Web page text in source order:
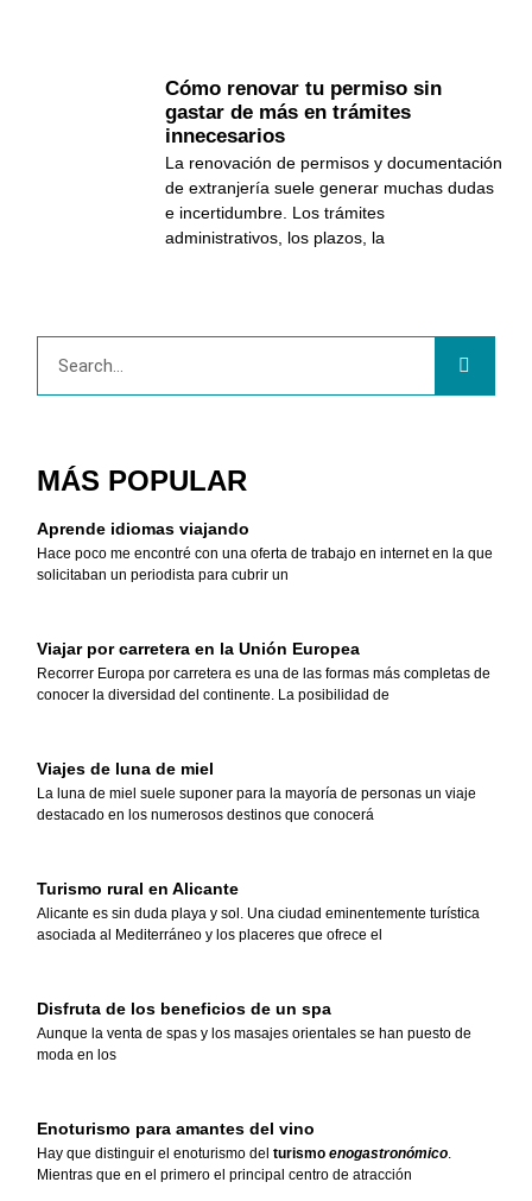
Cómo renovar tu permiso sin
gastar de más en trámites
innecesarios
La renovación de permisos y documentación
de extranjería suele generar muchas dudas
e incertidumbre. Los trámites
administrativos, los plazos, la
MÁS POPULAR
Aprende idiomas viajando
Hace poco me encontré con una oferta de trabajo en internet en la que
solicitaban un periodista para cubrir un
Viajar por carretera en la Unión Europea
Recorrer Europa por carretera es una de las formas más completas de
conocer la diversidad del continente. La posibilidad de
Viajes de luna de miel
La luna de miel suele suponer para la mayoría de personas un viaje
destacado en los numerosos destinos que conocerá
Turismo rural en Alicante
Alicante es sin duda playa y sol. Una ciudad eminentemente turística
asociada al Mediterráneo y los placeres que ofrece el
Disfruta de los beneficios de un spa
Aunque laventa de spas y losmasajes orientales se han puesto de
moda en los
Enoturismo para amantes del vino
Hay que distinguir el enoturismo delturismoenogastronómico
Mientras que en el primero el principal centro de atracción